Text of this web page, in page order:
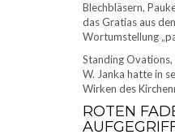
Blechbläsern,
das Gratias aus
Wortumstellung
Standing Ovations,
W. Janka hatte in
Wirken des
ROTEN